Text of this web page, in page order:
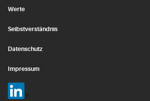
Werte
Selbstverständnis
Datenschutz
Impressum